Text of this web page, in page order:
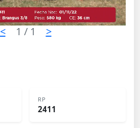
< 1 / 1 >
RP
2411